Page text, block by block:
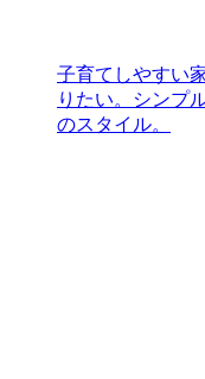
子育てしやすい
りたい。シンプ
のスタイル。